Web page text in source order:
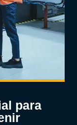
para